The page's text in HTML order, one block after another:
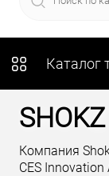
Каталог
Компания
CES